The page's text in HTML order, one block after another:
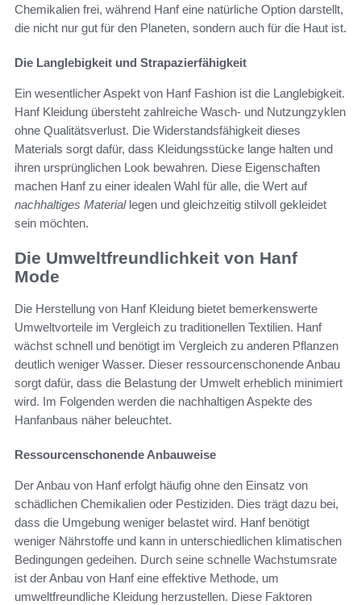
Chemikalien frei, während Hanf eine natürliche Option darstellt,
die nicht nur gut für den Planeten, sondern auch für die Haut ist.
Die Langlebigkeit und Strapazierfähigkeit
Ein wesentlicher Aspekt von Hanf Fashion ist die Langlebigkeit.
Hanf Kleidung übersteht zahlreiche Wasch- und Nutzungzyklen
ohne Qualitätsverlust. Die Widerstandsfähigkeit dieses
Materials sorgt dafür, dass Kleidungsstücke lange halten und
ihren ursprünglichen Look bewahren. Diese Eigenschaften
machen Hanf zu einer idealen Wahl für alle, die Wert auf
nachhaltiges Materiallegen und gleichzeitig stilvoll gekleidet
sein möchten.
Die Umweltfreundlichkeit von Hanf
Mode
Die Herstellung von Hanf Kleidung bietet bemerkenswerte
Umweltvorteile im Vergleich zu traditionellen Textilien. Hanf
wächst schnell und benötigt im Vergleich zu anderen Pflanzen
deutlich weniger Wasser. Dieser ressourcenschonende Anbau
sorgt dafür, dass die Belastung der Umwelt erheblich minimiert
wird. Im Folgenden werden die nachhaltigen Aspekte des
Hanfanbaus näher beleuchtet.
Ressourcenschonende Anbauweise
Der Anbau von Hanf erfolgt häufig ohne den Einsatz von
schädlichen Chemikalien oder Pestiziden. Dies trägt dazu bei,
dass die Umgebung weniger belastet wird. Hanf benötigt
weniger Nährstoffe und kann in unterschiedlichen klimatischen
Bedingungen gedeihen. Durch seine schnelle Wachstumsrate
ist der Anbau von Hanf eine effektive Methode, um
umweltfreundliche Kleidung herzustellen. Diese Faktoren